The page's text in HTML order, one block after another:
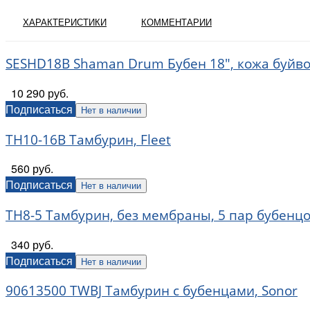
ХАРАКТЕРИСТИКИ КОММЕНТАРИИ
SESHD18B Shaman Drum Бубен 18", кожа
10 290 руб.
Подписаться
Нет в наличии
TH10-16B Тамбурин, Fleet
560 руб.
Подписаться
Нет в наличии
TH8-5 Тамбурин, без мембраны, 5 пар
340 руб.
Подписаться
Нет в наличии
90613500 TWBJ Тамбурин с бубенцами, Sonor